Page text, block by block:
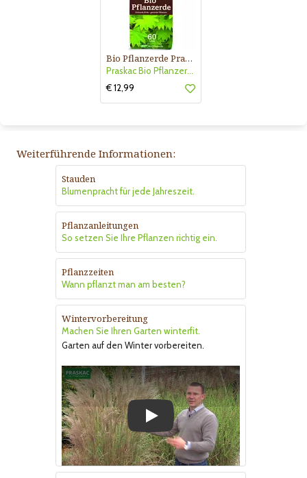
Bio Pflanzerde Praskac
Praskac Bio Pflanzerde
€ 12,99
Weiterführende Informationen:
Stauden
Blumenpracht für jede Jahreszeit.
Pflanzanleitungen
So setzen Sie Ihre Pflanzen richtig ein.
Pflanzzeiten
Wann pflanzt man am besten?
Wintervorbereitung
Machen Sie Ihren Garten winterfit.
Garten auf den Winter vorbereiten.